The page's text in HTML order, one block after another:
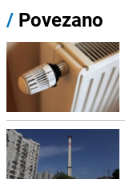
/ Povezano